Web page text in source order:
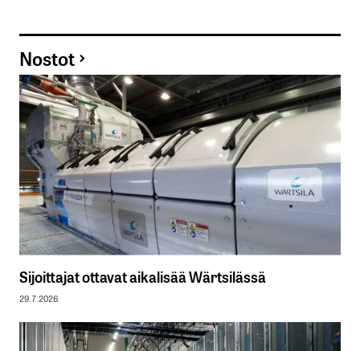
Nostot
Sijoittajat ottavat aikalisää Wärtsilässä
29.7.2026